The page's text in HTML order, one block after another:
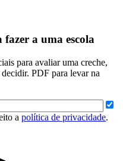
a uma escola
para avaliar uma creche,
PDF para levar na
a política de privacidade.